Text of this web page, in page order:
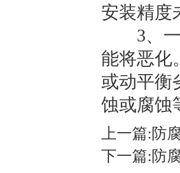
安装精度
3、一
能将恶化
或动平衡
蚀或腐蚀
上一篇: 防
下一篇: 防